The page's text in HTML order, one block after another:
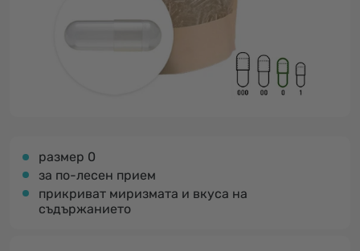
размер 0
за по-лесен прием
прикриват миризмата и вкуса на
съдържанието